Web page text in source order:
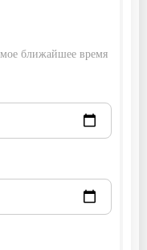
ближайшее время